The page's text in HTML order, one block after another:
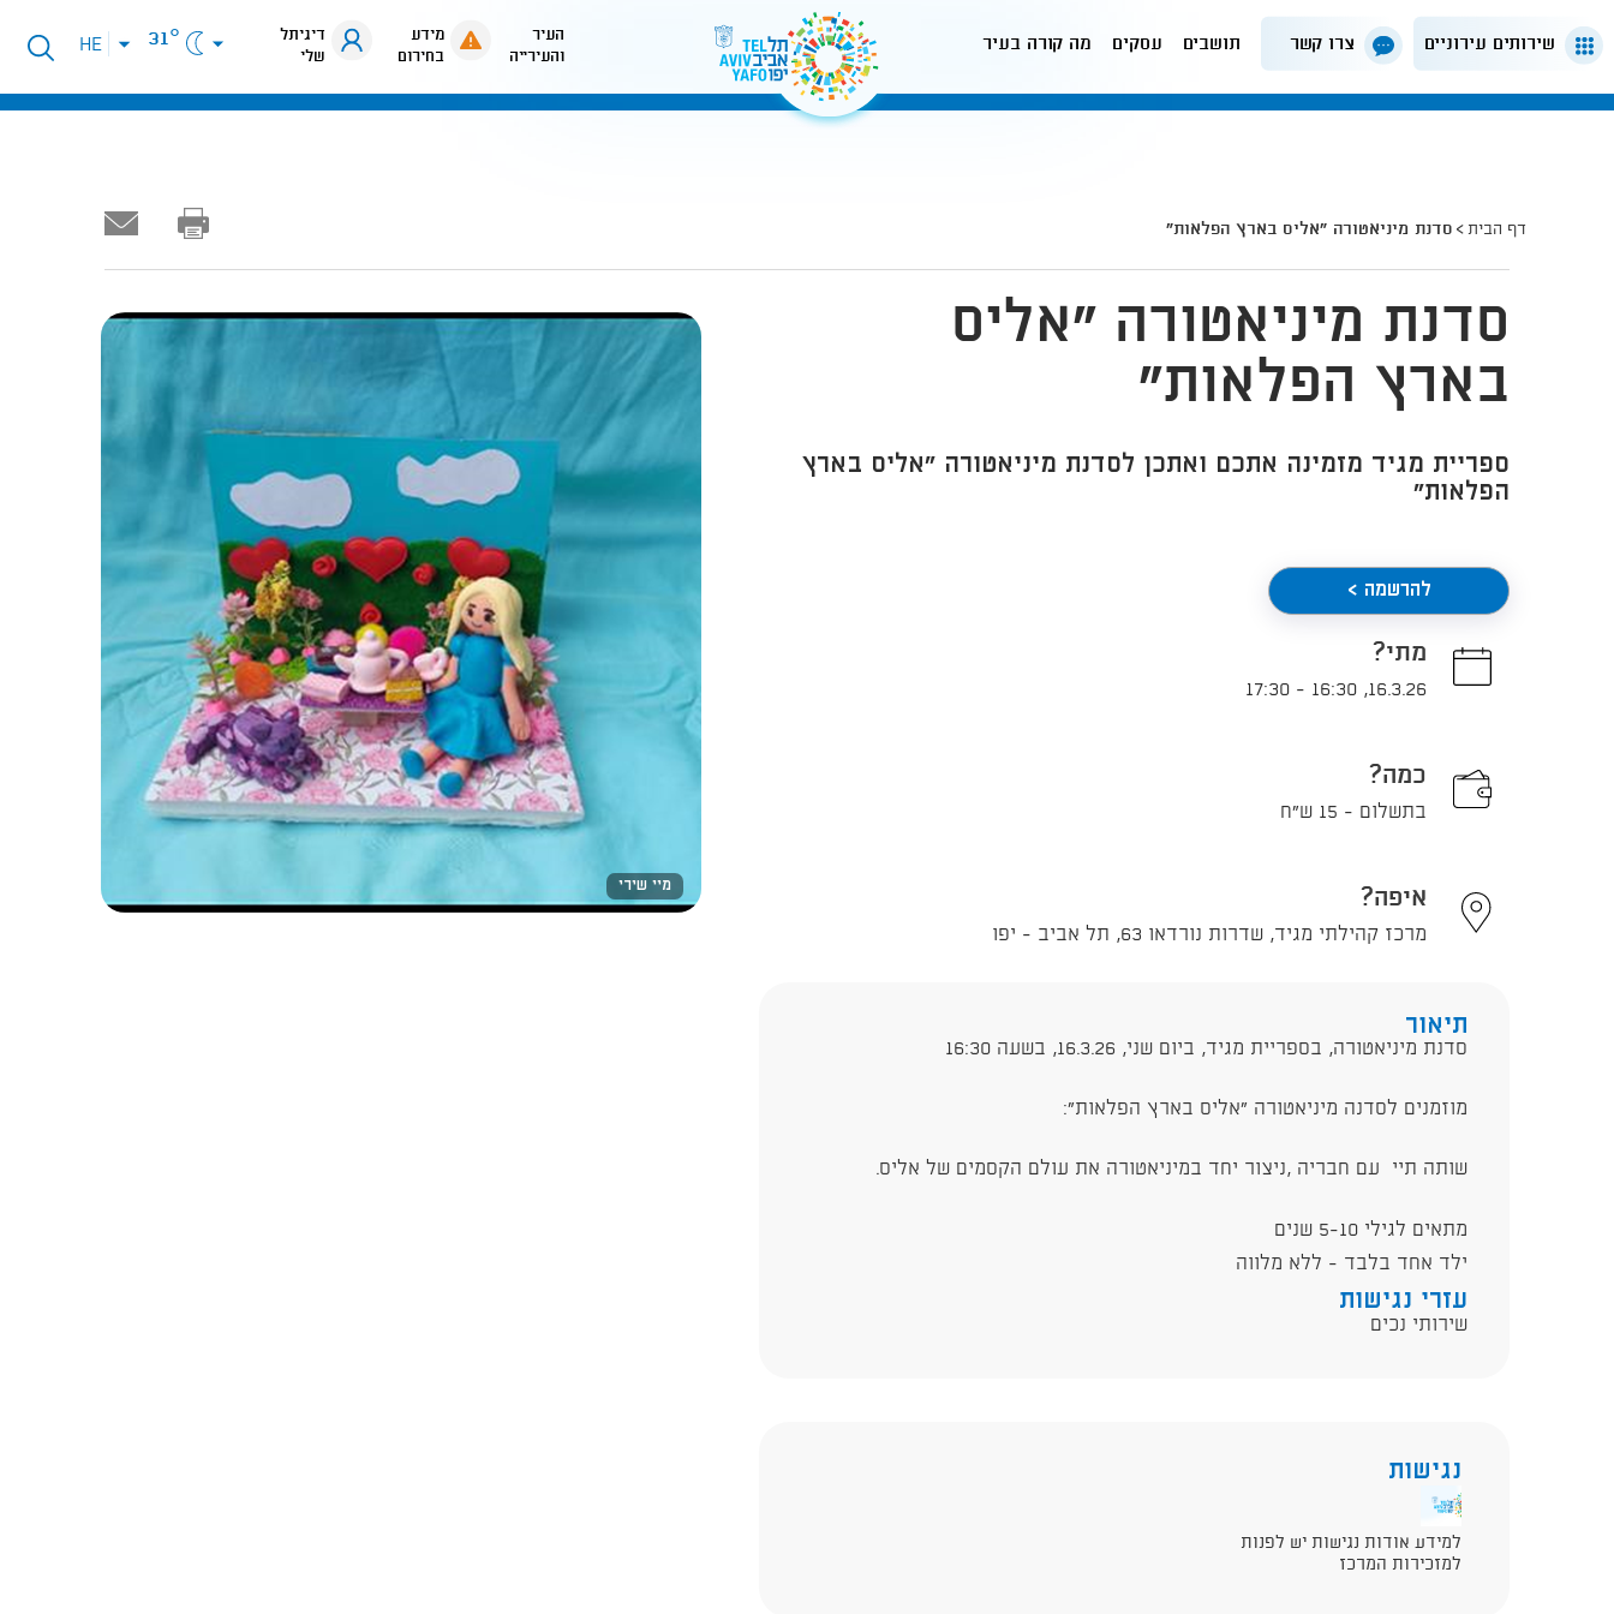
שירותים עירוניים צרו קשר תושבים עסקים מה קורה בעיר
העיר
והעירייה
מידע
בחירום
דיגיתל
שלי
31°
פתיחת
תפריט
HE
דף הבית סדנת מיניאטורה "אליס בארץ הפלאות"
מיי שירי
סדנת מיניאטורה "אליס
בארץ הפלאות"
ספריית מגיד מזמינה אתכם ואתכן לסדנת מיניאטורה "אליס בארץ
הפלאות"
להרשמה >
מתי?
16.3.26
,
16:30
-
17:30
כמה?
בתשלום - 15 ש"ח
איפה?
מרכז קהילתי מגיד, שדרות נורדאו 63, תל אביב - יפו
תיאור
סדנת מיניאטורה, בספריית מגיד, ביום שני, 16.3.26, בשעה 16:30
מוזמנים לסדנה מיניאטורה "אליס בארץ הפלאות":
שותה תיי עם חבריה ,ניצור יחד במיניאטורה את עולם הקסמים של אליס.
מתאים לגילי 5-10 שנים
ילד אחד בלבד - ללא מלווה
עזרי נגישות
שירותי נכים
נגישות
למידע אודות נגישות יש לפנות
למזכירות המרכז